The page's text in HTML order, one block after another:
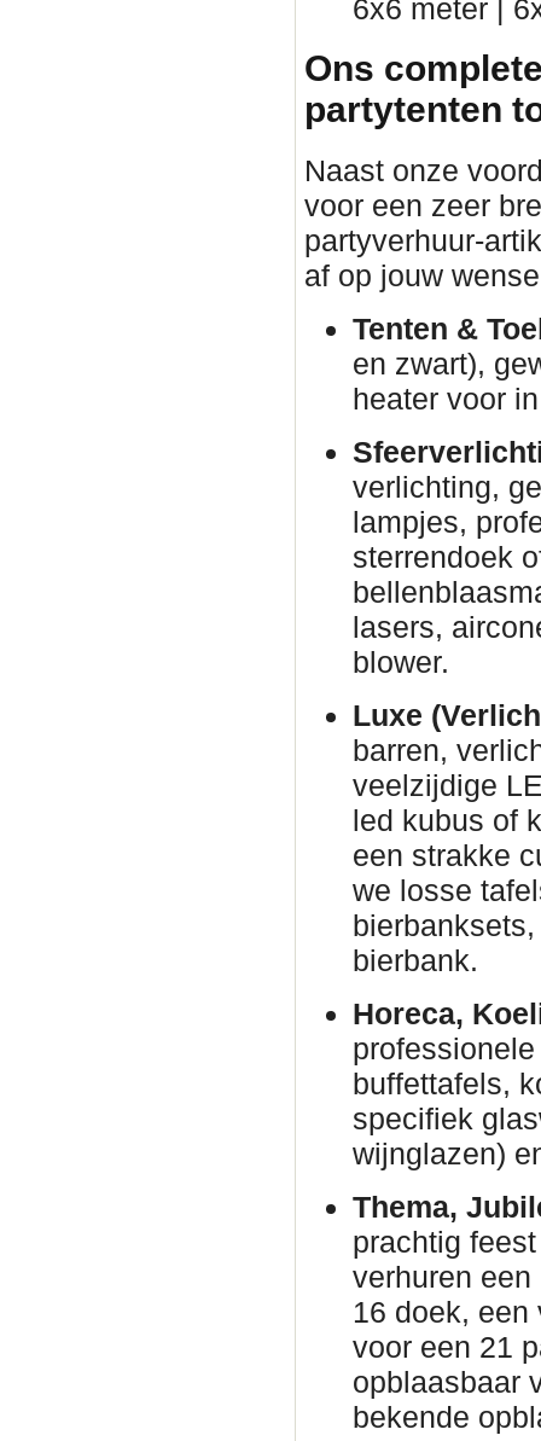
6x6 meter |
Ons
partytenten
Naast onze
voor een zeer
partyverhuur-
af op jouw
Tenten &
en zwart),
heater voor
verlichting,
lampjes,
sterrendoek
lasers,
blower.
Luxe
barren,
veelzijdige
led kubus of
een strakke
we losse
bierbank.
Horeca,
buffettafels,
specifiek
wijnglazen)
Thema,
prachtig
verhuren
16 doek, een
voor een 21
opblaasbaar
bekende